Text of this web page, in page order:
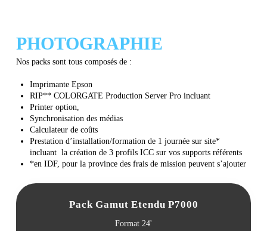
PHOTOGRAPHIE
Nos packs sont tous composés de :
Imprimante Epson
RIP** COLORGATE Production Server Pro incluant
Printer option,
Synchronisation des médias
Calculateur de coûts
Prestation d’installation/formation de 1 journée sur site*
incluant la création de 3 profils ICC sur vos supports référents
*en IDF, pour la province des frais de mission peuvent s’ajouter
Pack Gamut Etendu P7000
Format 24'